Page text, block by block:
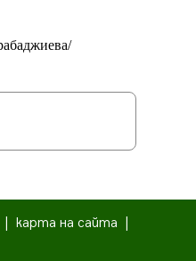
карта на сайта